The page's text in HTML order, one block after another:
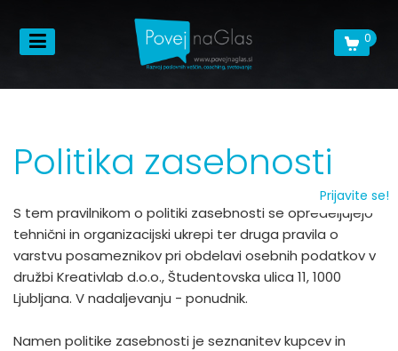
Prijavite se!
0
Politika zasebnosti
S tem pravilnikom o politiki zasebnosti se opredeljujejo
tehnični in organizacijski ukrepi ter druga pravila o
varstvu posameznikov pri obdelavi osebnih podatkov v
družbi Kreativlab d.o.o., Študentovska ulica 11, 1000
Ljubljana. V nadaljevanju - ponudnik.
Namen politike zasebnosti je seznanitev kupcev in